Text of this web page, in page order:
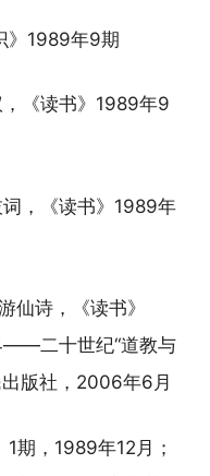
》1989年9期
《读书》1989年9
，《读书》1989年
仙诗，《读书》
——二十世纪“道教与
版社，2006年6月
期，1989年12月；